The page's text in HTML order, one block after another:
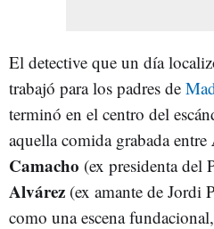
El detective que un día
trabajó para los padres de
terminó en el centro del
aquella comida grabada entre
Camacho (ex presidenta del
Alvárez (ex amante de Jordi
como una escena